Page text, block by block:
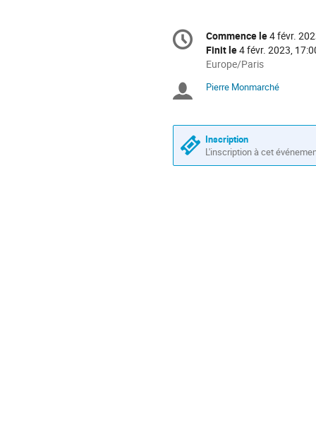
Information
de
conférence
Date/Heure
Commence le4 févr.
Finit le4 févr. 2023,
Toutes
horaires
Europe/Paris
Europe/Paris
Présidents
séance
Pierre Monmarché
Inscription
L'inscription à cet